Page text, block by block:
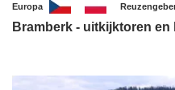
Europa
Bramberk - uitkijktoren en